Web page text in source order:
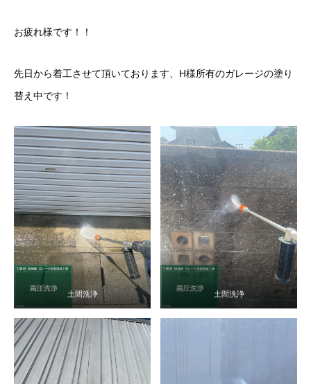
お疲れ様です！！
先日から着工させて頂いております、H様所有のガレージの塗り
替え中です！
土間洗浄 土間洗浄